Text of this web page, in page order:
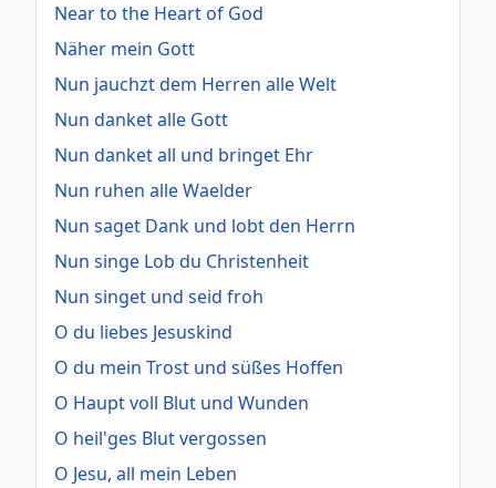
Near to the Heart of God
Näher mein Gott
Nun jauchzt dem Herren alle Welt
Nun danket alle Gott
Nun danket all und bringet Ehr
Nun ruhen alle Waelder
Nun saget Dank und lobt den Herrn
Nun singe Lob du Christenheit
Nun singet und seid froh
O du liebes Jesuskind
O du mein Trost und süßes Hoffen
O Haupt voll Blut und Wunden
O heil'ges Blut vergossen
O Jesu, all mein Leben